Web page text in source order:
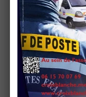
ASSEMBLEE
Formation continue
PS
ASSEMBLÉE
Assemblée Générale
Formation PIC F et